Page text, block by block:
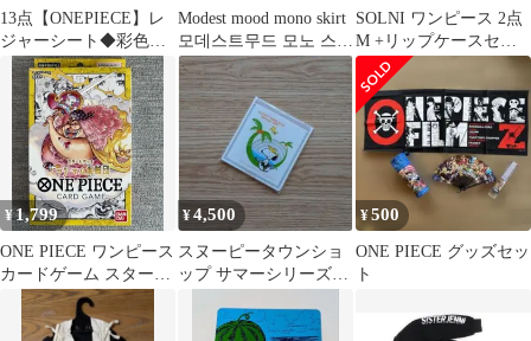
13点【ONEPIECE】レ
ジャーシート◆彩色王
頂上決戦 ルフィ フィギ
ュア
Modest mood mono skirt
모데스트무드 모노 스커
트
SOLNI ワンピース 2点
M +リップケースセッ
ト
¥1,799
ONE PIECE ワンピース
カードゲーム スタート
デッキ ビッグ・マム海
賊団
¥4,500
スヌーピータウンショ
ップ サマーシリーズ
ェックミラー
¥500
ONE PIECE グッズセッ
ト